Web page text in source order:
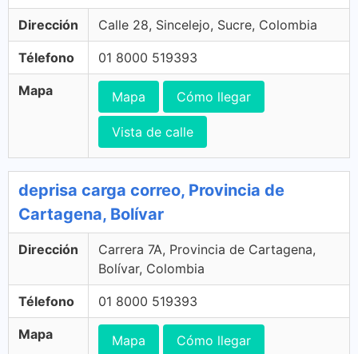
Dirección Calle 28, Sincelejo, Sucre, Colombia
Télefono 01 8000 519393
Mapa Mapa Cómo llegar
Vista de calle
deprisa carga correo, Provincia de
Cartagena, Bolívar
Dirección
Carrera 7A, Provincia de Cartagena,
Bolívar, Colombia
Télefono 01 8000 519393
Mapa Mapa Cómo llegar